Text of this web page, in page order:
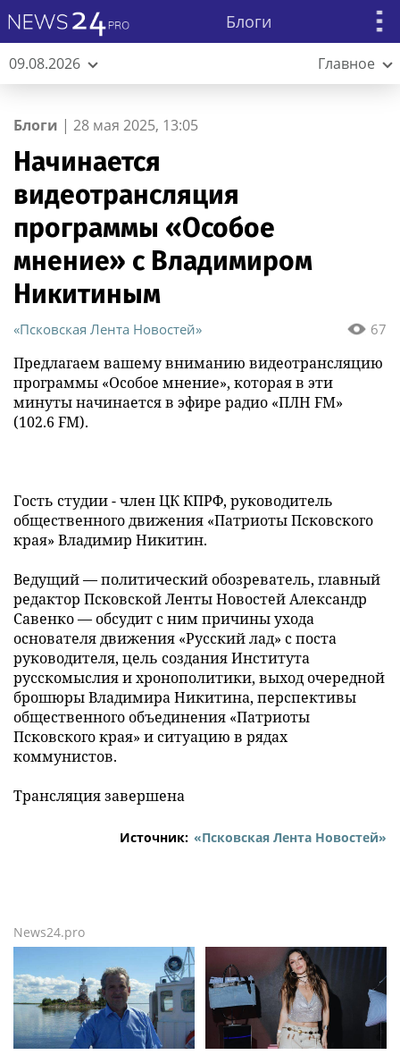
Блоги
09.08.2026 Главное
Блоги | 28 мая 2025, 13:05
Начинается
видеотрансляция
программы «Особое
мнение» с Владимиром
Никитиным
67
«Псковская Лента Новостей»
Предлагаем вашему вниманию видеотрансляцию
программы «Особое мнение», которая в эти
минуты начинается в эфире радио «ПЛН FM»
(102.6 FM).
Гость студии - член ЦК КПРФ, руководитель
общественного движения «Патриоты Псковского
края» Владимир Никитин.
Ведущий — политический обозреватель, главный
редактор Псковской Ленты Новостей Александр
Савенко — обсудит с ним причины ухода
основателя движения «Русский лад» с поста
руководителя, цель создания Института
русскомыслия и хронополитики, выход очередной
брошюры Владимира Никитина, перспективы
общественного объединения «Патриоты
Псковского края» и ситуацию в рядах
коммунистов.
Трансляция завершена
Источник: «Псковская Лента Новостей»
News24.pro